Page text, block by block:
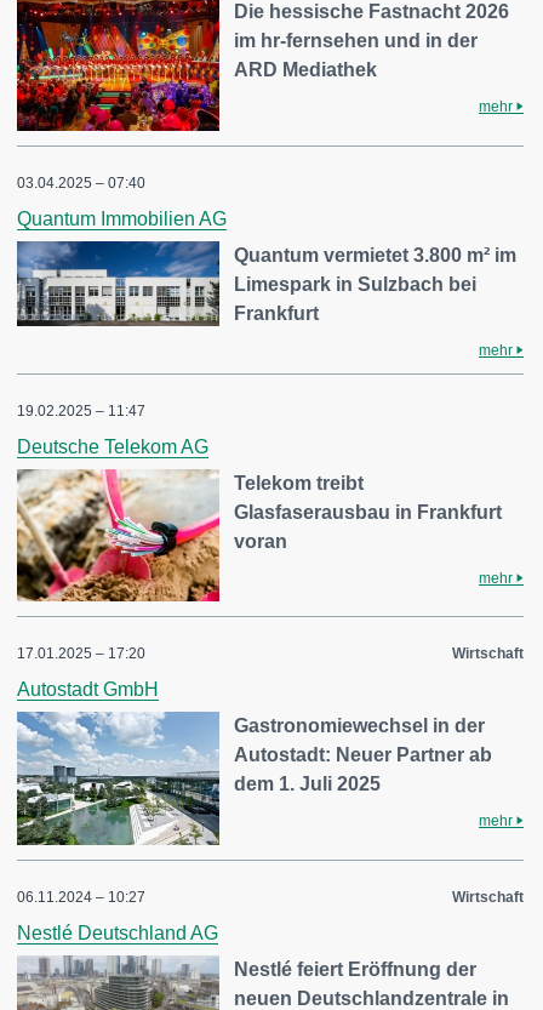
Die hessische Fastnacht 2026
im hr-fernsehen und in der
ARD Mediathek
mehr
03.04.2025 – 07:40
Quantum Immobilien AG
Quantum vermietet 3.800 m² im
Limespark in Sulzbach bei
Frankfurt
mehr
19.02.2025 – 11:47
Deutsche Telekom AG
Telekom treibt
Glasfaserausbau in Frankfurt
voran
mehr
17.01.2025 – 17:20 Wirtschaft
Autostadt GmbH
Gastronomiewechsel in der
Autostadt: Neuer Partner ab
dem 1. Juli 2025
mehr
06.11.2024 – 10:27 Wirtschaft
Nestlé Deutschland AG
Nestlé feiert Eröffnung der
neuen Deutschlandzentrale in